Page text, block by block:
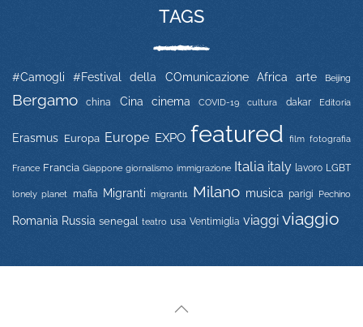
TAGS
#Camogli #Festival della COmunicazione Africa arte Beijing
Bergamo china Cina cinema COVID-19 cultura dakar Editoria
Erasmus Europa Europe EXPO featured film fotografia
France Francia Giappone giornalismo immigrazione Italia italy lavoro LGBT
lonely planet mafia Migranti migranti1 Milano musica parigi Pechino
Romania Russia senegal teatro usa Ventimiglia viaggi viaggio